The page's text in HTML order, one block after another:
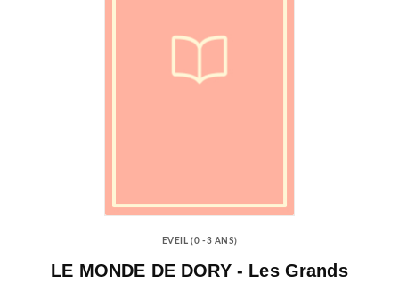
EVEIL (0 -3 ANS)
LE MONDE DE DORY - Les Grands